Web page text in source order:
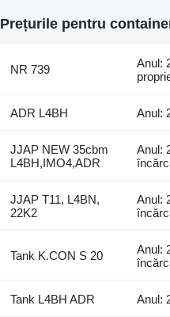
Prețurile pentru
NR 739
Anul:
ADR L4BH Anul:
JJAP NEW 35cbm
L4BH,IMO4,ADR
Anul:
JJAP T11, L4BN,
22K2
Anul:
Tank K.CON S 20
Anul:
Tank L4BH ADR Anul: